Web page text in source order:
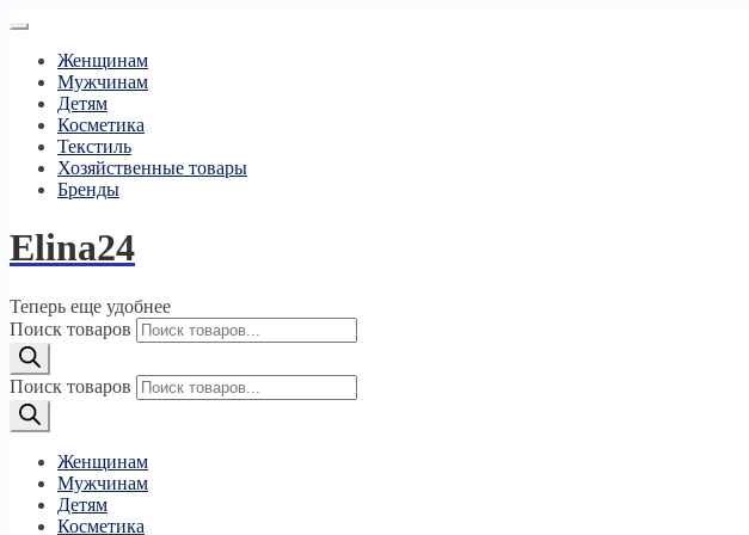
Женщинам
Мужчинам
Детям
Косметика
Текстиль
Хозяйственные товары
Бренды
Elina24
Теперь еще удобнее
Поиск товаров
Поиск товаров
Женщинам
Мужчинам
Детям
Косметика